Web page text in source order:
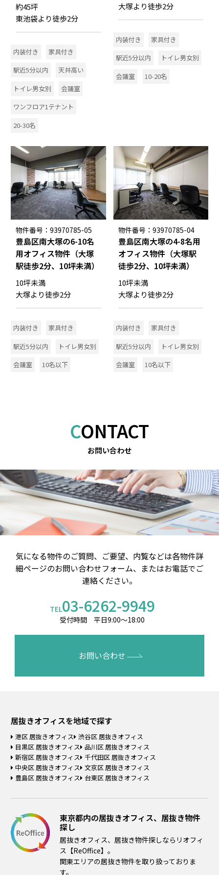
約45坪
東池袋より徒歩2分
内装付き
家具付き
駅近5分以内
天井高い
トイレ男女別
会議室
ワンフロア1テナント
20-30名
大塚より徒歩2分
内装付き
家具付き
駅近5分以内
トイレ男女別
会議室
10-20名
物件番号：93970785-05
豊島区南大塚の6-10名
用オフィス物件（大塚
駅徒歩2分、10坪未満）
10坪未満
大塚より徒歩2分
内装付き
家具付き
駅近5分以内
トイレ男女別
会議室
10名以下
物件番号：93970785-04
豊島区南大塚の4-8名用
オフィス物件（大塚駅
徒歩2分、10坪未満）
10坪未満
大塚より徒歩2分
内装付き
家具付き
駅近5分以内
トイレ男女別
会議室
10名以下
CONTACT
お問い合わせ
気になる物件のご質問、ご要望、内覧などは各物件詳
細ページのお問い合わせフォーム、またはお電話でご
連絡ください。
TEL03-6262-9949
受付時間 平日9:00～18:00
お問い合わせ
居抜きオフィスを地域で探す
港区 居抜きオフィス 渋谷区 居抜きオフィス
目黒区 居抜きオフィス 品川区 居抜きオフィス
新宿区 居抜きオフィス 千代田区 居抜きオフィス
中央区 居抜きオフィス 文京区 居抜きオフィス
豊島区 居抜きオフィス 台東区 居抜きオフィス
東京都内の居抜きオフィス、居抜き物件
探し
居抜きオフィス、居抜き物件探しならリオフィ
ス【ReOffice】。
関東エリアの居抜き物件を取り扱っておりま
す。